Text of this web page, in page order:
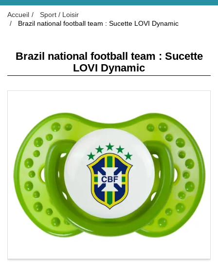
Accueil
Sport / Loisir
Brazil national football team : Sucette LOVI Dynamic
Brazil national football team : Sucette
LOVI Dynamic